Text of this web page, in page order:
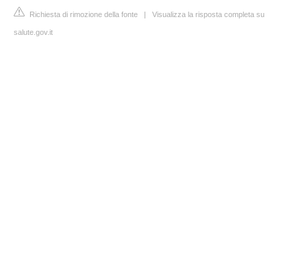
Richiesta di rimozione della fonte | Visualizza la risposta completa su
salute.gov.it